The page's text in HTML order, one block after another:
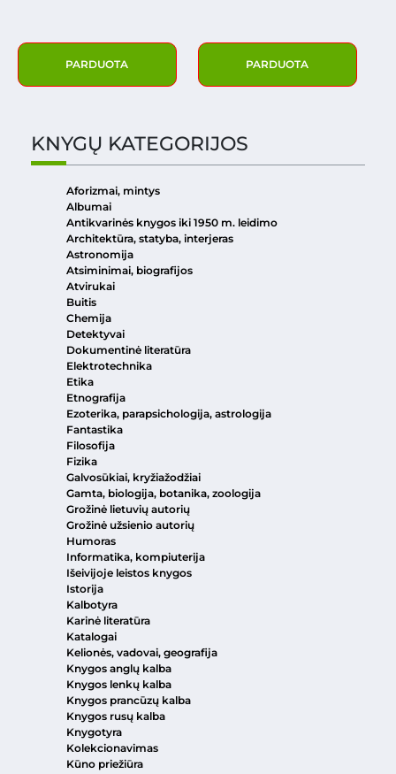
PARDUOTA PARDUOTA
KNYGŲ KATEGORIJOS
Aforizmai, mintys
Albumai
Antikvarinės knygos iki 1950 m. leidimo
Architektūra, statyba, interjeras
Astronomija
Atsiminimai, biografijos
Atvirukai
Buitis
Chemija
Detektyvai
Dokumentinė literatūra
Elektrotechnika
Etika
Etnografija
Ezoterika, parapsichologija, astrologija
Fantastika
Filosofija
Fizika
Galvosūkiai, kryžiažodžiai
Gamta, biologija, botanika, zoologija
Grožinė lietuvių autorių
Grožinė užsienio autorių
Humoras
Informatika, kompiuterija
Išeivijoje leistos knygos
Istorija
Kalbotyra
Karinė literatūra
Katalogai
Kelionės, vadovai, geografija
Knygos anglų kalba
Knygos lenkų kalba
Knygos prancūzų kalba
Knygos rusų kalba
Knygotyra
Kolekcionavimas
Kūno priežiūra